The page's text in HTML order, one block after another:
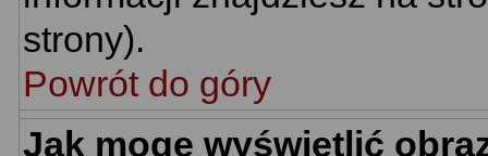
strony).
Powrót do góry
Jak mogę wyświetlić